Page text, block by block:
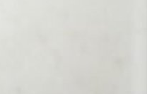
سردرگمی تل‌آویو در برابر توافق و
کارشناس نظامی یمنی: عملیات